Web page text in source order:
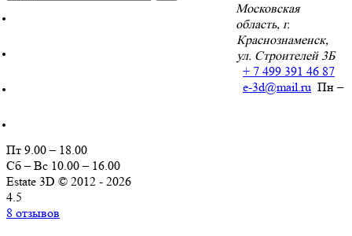
Московская
область, г.
Краснознаменск,
ул. Строителей 3Б
+ 7 499 391 46 87
e-3d@mail.ru Пн –
Пт 9.00 – 18.00
Сб – Вс 10.00 – 16.00
Estate 3D © 2012 - 2026
4.5
8 отзывов